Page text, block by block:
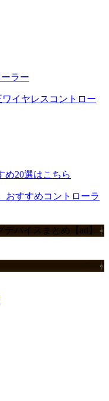
ラー
イヤレスコントロー
め20選はこちら
おすすめコントローラ
バイスまとめ【ad】